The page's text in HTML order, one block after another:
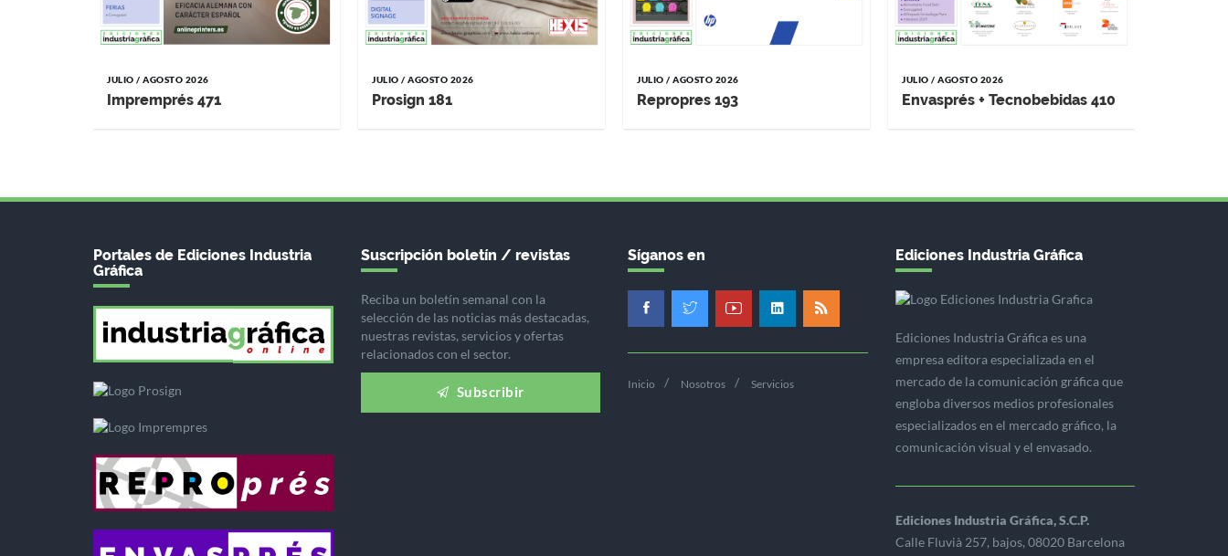
JULIO / AGOSTO 2026
Impremprés 471
JULIO / AGOSTO 2026
Prosign 181
JULIO / AGOSTO 2026
Repropres 193
JULIO / AGOSTO 2026
Envasprés + Tecnobebidas 410
Portales de Ediciones Industria
Gráfica
Suscripción boletín / revistas
Reciba un boletín semanal con la
selección de las noticias más destacadas,
nuestras revistas, servicios y ofertas
relacionados con el sector.
Subscribir
Síganos en
Inicio Nosotros Servicios
Ediciones Industria Gráfica
Ediciones Industria Gráfica es una
empresa editora especializada en el
mercado de la comunicación gráfica que
engloba diversos medios profesionales
especializados en el mercado gráfico, la
comunicación visual y el envasado.
Ediciones Industria Gráfica, S.C.P.
Calle Fluvià 257, bajos, 08020 Barcelona